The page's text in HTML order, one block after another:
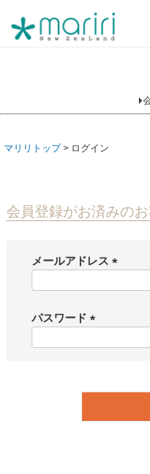
マリリトップ ログイン
会員登録がお済みの
メールアドレス
)
パスワード